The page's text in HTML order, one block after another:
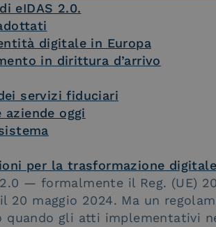
eIDAS 2.0.
digitale in Europa
in dirittura d’arrivo
servizi fiduciari
aziende oggi
per la trasformazione
— formalmente il Reg. (UE)
20 maggio 2024. Ma un
quando gli atti implementativi